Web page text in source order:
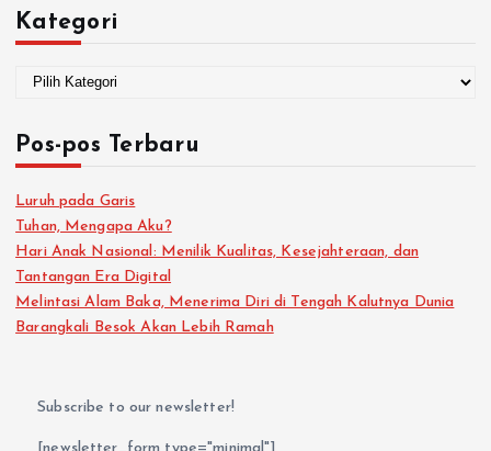
Kategori
Pos-pos Terbaru
Luruh pada Garis
Tuhan, Mengapa Aku?
Hari Anak Nasional: Menilik Kualitas, Kesejahteraan, dan
Tantangan Era Digital
Melintasi Alam Baka, Menerima Diri di Tengah Kalutnya Dunia
Barangkali Besok Akan Lebih Ramah
Subscribe to our newsletter!